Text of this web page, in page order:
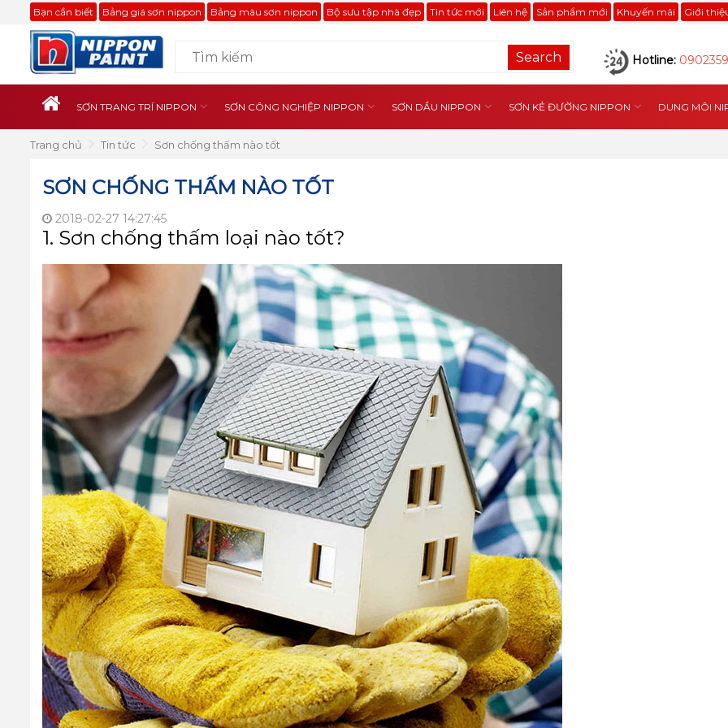
Bạn cần biết Bảng giá sơn nippon Bảng màu sơn nippon Bộ sưu tập nhà đẹp Tin tức mới Liên hệ Sản phẩm mới Khuyến mãi Giới
Search Hotline:
SƠN TRANG TRÍ NIPPON SƠN CÔNG NGHIỆP NIPPON SƠN DẦU NIPPON SƠN KẺ ĐƯỜNG NIPPON DUNG MÔI
Trang chủ Tin tức Sơn chống thấm nào tốt
SƠN CHỐNG THẤM NÀO TỐT
2018-02-27 14:27:45
1. Sơn chống thấm loại nào tốt?